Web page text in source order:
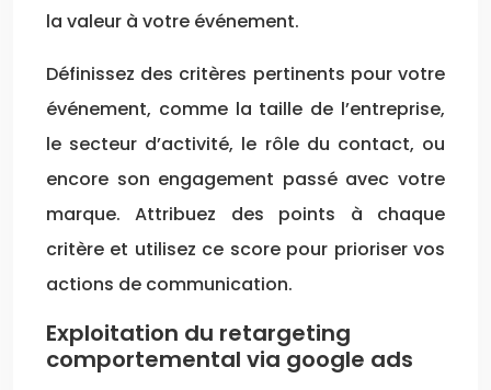
la valeur à votre événement.
Définissez des critères pertinents pour votre
événement, comme la taille de l’entreprise,
le secteur d’activité, le rôle du contact, ou
encore son engagement passé avec votre
marque. Attribuez des points à chaque
critère et utilisez ce score pour prioriser vos
actions de communication.
Exploitation du retargeting
comportemental via google ads